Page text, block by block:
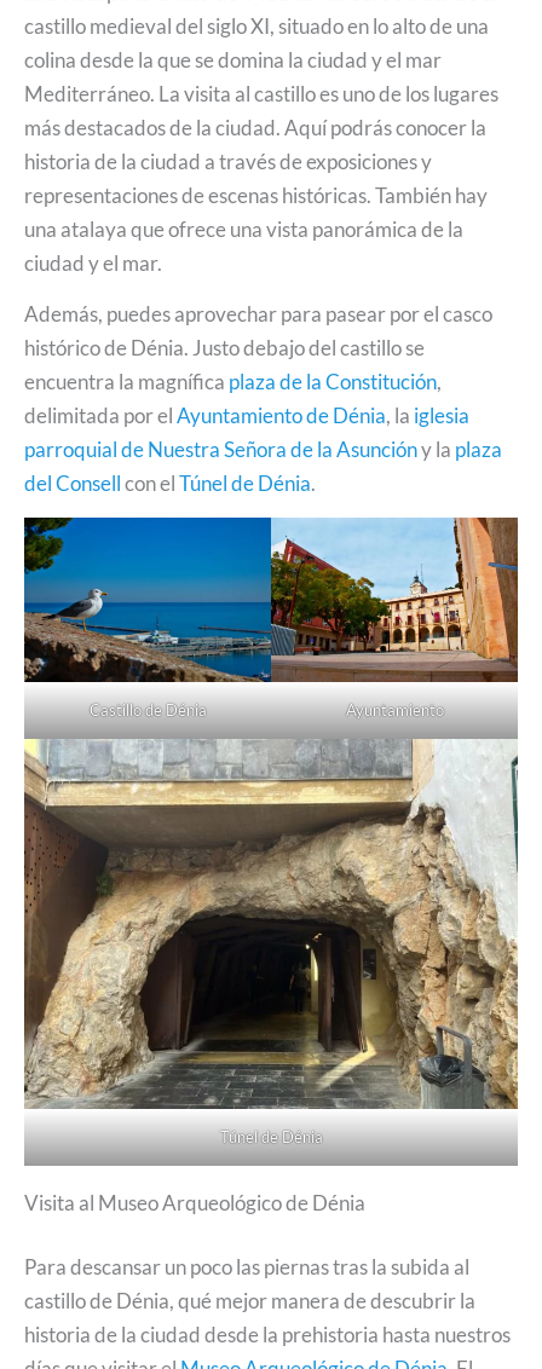
castillo medieval del siglo XI, situado en lo alto de una
colina desde la que se domina la ciudad y el mar
Mediterráneo. La visita al castillo es uno de los lugares
más destacados de la ciudad. Aquí podrás conocer la
historia de la ciudad a través de exposiciones y
representaciones de escenas históricas. También hay
una atalaya que ofrece una vista panorámica de la
ciudad y el mar.
Además, puedes aprovechar para pasear por el casco
histórico de Dénia. Justo debajo del castillo se
encuentra la magnífica plaza de la Constitución,
delimitada por elAyuntamiento de Dénia, la iglesia
parroquial de Nuestra Señora de la Asuncióny la plaza
del Consellcon elTúnel de Dénia.
Castillo de Dénia Ayuntamiento
Túnel de Dénia
Visita al Museo Arqueológico de Dénia
Para descansar un poco las piernas tras la subida al
castillo de Dénia, qué mejor manera de descubrir la
historia de la ciudad desde la prehistoria hasta nuestros